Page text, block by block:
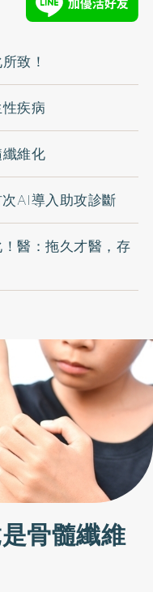
致！
疾病
維化
AI導入助攻診斷
醫：拖久才醫，存
骨髓纖維